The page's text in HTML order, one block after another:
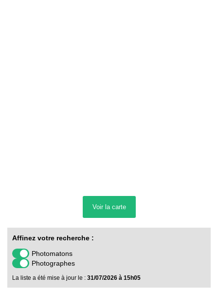
Voir la carte
Affinez votre recherche :
Photomatons
Photographes
La liste a été mise à jour le : 31/07/2026 à 15h05